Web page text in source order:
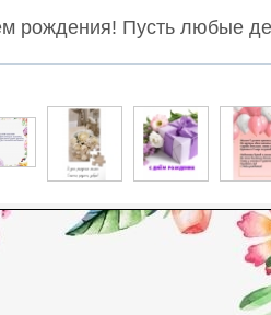
рождения! Пусть любые